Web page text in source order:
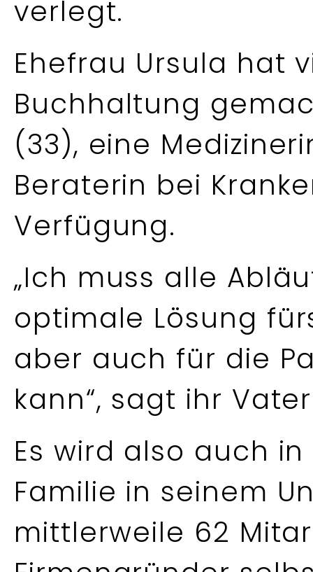
verlegt.
Ehefrau Ursula hat
Buchhaltung
(33), eine
Beraterin bei
Verfügung.
„Ich muss alle
optimale Lösung
aber auch für die
kann“, sagt ihr
Es wird also auch
Familie in seinem
mittlerweile 62